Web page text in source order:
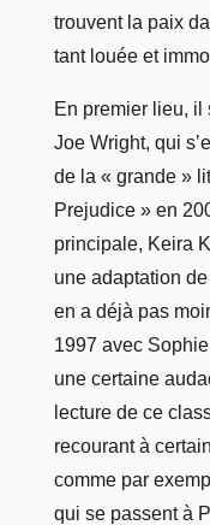
trouvent la paix
tant louée et
En premier lieu, il
Joe Wright, qui
de la « grande »
Prejudice » en
principale, Keira
une adaptation
en a déjà pas
1997 avec
une certaine
lecture de ce
recourant à
comme par
qui se passent à